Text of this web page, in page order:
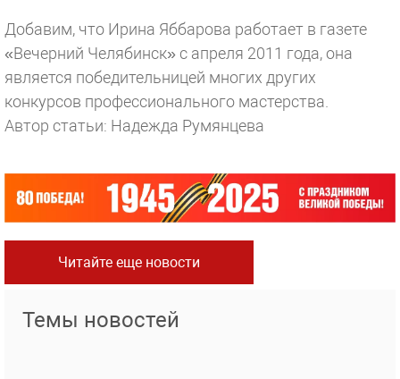
Добавим, что Ирина Яббарова работает в газете
«Вечерний Челябинск» с апреля 2011 года, она
является победительницей многих других
конкурсов профессионального мастерства.
Автор статьи: Надежда Румянцева
Читайте еще новости
Темы новостей